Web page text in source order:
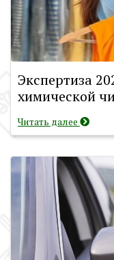
Экспертиза
химической
Читать далее